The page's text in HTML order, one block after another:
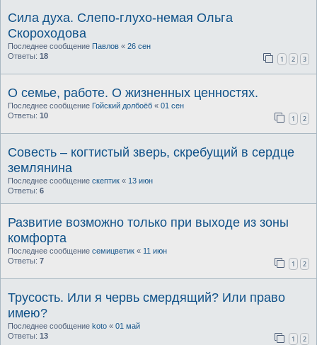
Сила духа. Слепо-глухо-немая Ольга
Скороходова
Последнее сообщение Павлов « 26 сен
Ответы: 18 1 2 3
О семье, работе. О жизненных ценностях.
Последнее сообщение Гойский долбоёб « 01 сен
Ответы: 10 1 2
Совесть – когтистый зверь, скребущий в сердце
землянина
Последнее сообщение скептик « 13 июн
Ответы: 6
Развитие возможно только при выходе из зоны
комфорта
Последнее сообщение семицветик « 11 июн
Ответы: 7 1 2
Трусость. Или я червь смердящий? Или право
имею?
Последнее сообщение koto « 01 май
Ответы: 13 1 2